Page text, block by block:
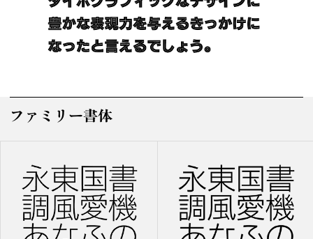
ファミリー書体